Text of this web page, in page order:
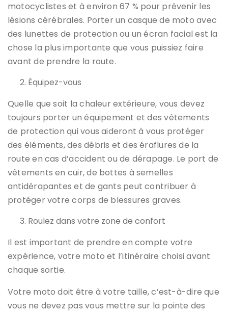
motocyclistes et à environ 67 % pour prévenir les
lésions cérébrales. Porter un casque de moto avec
des lunettes de protection ou un écran facial est la
chose la plus importante que vous puissiez faire
avant de prendre la route.
Équipez-vous
Quelle que soit la chaleur extérieure, vous devez
toujours porter un équipement et des vêtements
de protection qui vous aideront à vous protéger
des éléments, des débris et des éraflures de la
route en cas d’accident ou de dérapage. Le port de
vêtements en cuir, de bottes à semelles
antidérapantes et de gants peut contribuer à
protéger votre corps de blessures graves.
Roulez dans votre zone de confort
Il est important de prendre en compte votre
expérience, votre moto et l’itinéraire choisi avant
chaque sortie.
Votre moto doit être à votre taille, c’est-à-dire que
vous ne devez pas vous mettre sur la pointe des